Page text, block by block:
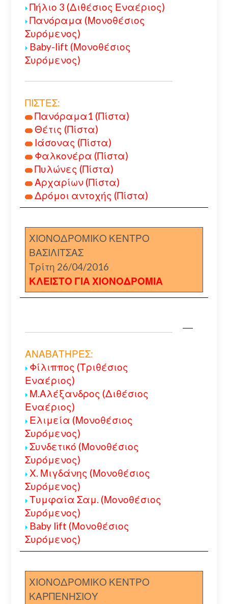
Πήλιο 3 (Διθέσιος Εναέριος)
Πανόραμα (Μονοθέσιος
Συρόμενος)
Baby-lift (Μονοθέσιος
Συρόμενος)
ΠΙΣΤΕΣ:
Πανόραμα1 (Πίστα)
Θέτις (Πίστα)
Ιάσονας (Πίστα)
Φαλκονέρα (Πίστα)
Πυλώνες (Πίστα)
Αρχαρίων (Πίστα)
Δρόμοι αντοχής (Πίστα)
ΧΙΟΝΟΔΡΟΜΙΚΟ ΚΕΝΤΡΟ
ΒΑΣΙΛΙΤΣΑΣ
Τρίτη 26/04/2016
ΚΛΕΙΣΤΟ ΓΙΑ ΧΙΟΝΟΔΡΟΜΙΑ
ΑΝΑΒΑΤΗΡΕΣ:
Φίλιππος (Τριθέσιος
Εναέριος)
Μ.Αλέξανδρος (Διθέσιος
Εναέριος)
Ελιμεία (Μονοθέσιος
Συρόμενος)
Συνδετικό (Μονοθέσιος
Συρόμενος)
Χ. Μιγδάνης (Μονοθέσιος
Συρόμενος)
Τυμφαία Σαμ. (Μονοθέσιος
Συρόμενος)
Baby lift (Μονοθέσιος
Συρόμενος)
ΧΙΟΝΟΔΡΟΜΙΚΟ ΚΕΝΤΡΟ
ΚΑΡΠΕΝΗΣΙΟΥ